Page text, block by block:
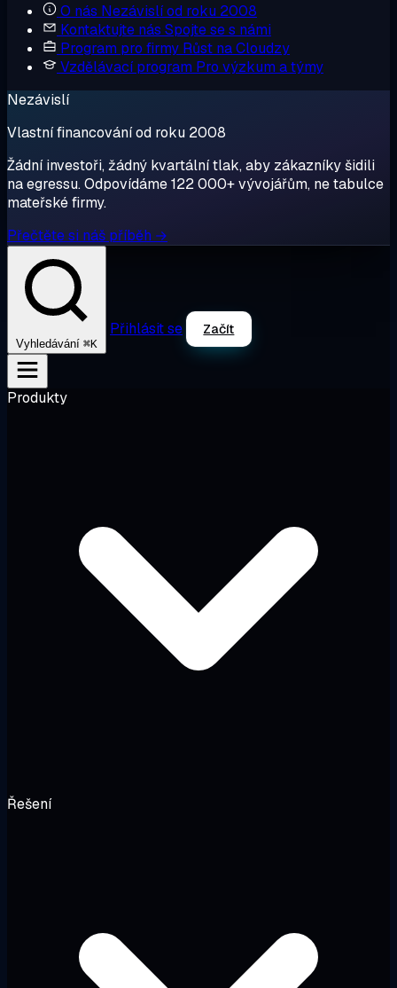
O nás Nezávislí od roku 2008
Kontaktujte nás Spojte se s námi
Program pro firmy Růst na Cloudzy
Vzdělávací program Pro výzkum a týmy
Nezávislí
Vlastní financování od roku 2008
Žádní investoři, žádný kvartální tlak, aby zákazníky šidili
na egressu. Odpovídáme 122 000+ vývojářům, ne tabulce
mateřské firmy.
Přečtěte si náš příběh →
Vyhledávání ⌘K
Přihlásit se Začít
Produkty
Řešení